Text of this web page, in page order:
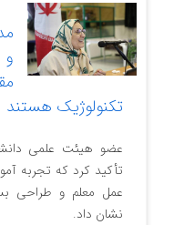
تکنولوژیک هستند
عضو هیئت علمی
تأکید کرد که تجربه
عمل معلم و طراحی
نشان داد.